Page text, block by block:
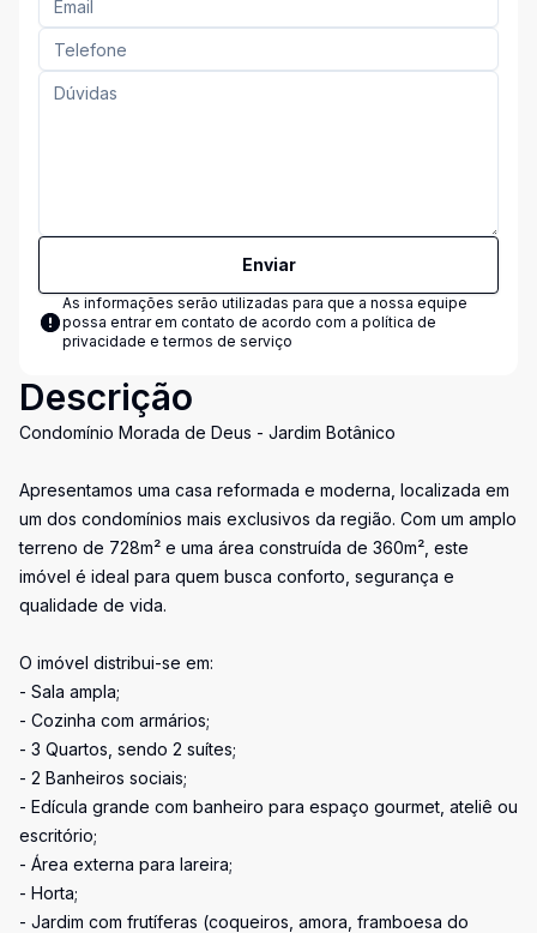
Enviar
As informações serão utilizadas para que a nossa equipe
possa entrar em contato de acordo com a política de
privacidade e termos de serviço
Descrição
Condomínio Morada de Deus - Jardim Botânico
Apresentamos uma casa reformada e moderna, localizada em
um dos condomínios mais exclusivos da região. Com um amplo
terreno de 728m² e uma área construída de 360m², este
imóvel é ideal para quem busca conforto, segurança e
qualidade de vida.
O imóvel distribui-se em:
- Sala ampla;
- Cozinha com armários;
- 3 Quartos, sendo 2 suítes;
- 2 Banheiros sociais;
- Edícula grande com banheiro para espaço gourmet, ateliê ou
escritório;
- Área externa para lareira;
- Horta;
- Jardim com frutíferas (coqueiros, amora, framboesa do